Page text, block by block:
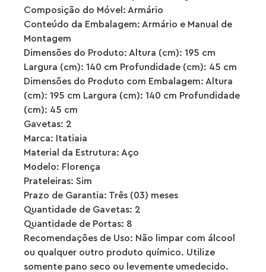
Composição do Móvel: Armário
Conteúdo da Embalagem: Armário e Manual de
Montagem
Dimensões do Produto: Altura (cm): 195 cm
Largura (cm): 140 cm Profundidade (cm): 45 cm
Dimensões do Produto com Embalagem: Altura
(cm): 195 cm Largura (cm): 140 cm Profundidade
(cm): 45 cm
Gavetas: 2
Marca: Itatiaia
Material da Estrutura: Aço
Modelo: Florença
Prateleiras: Sim
Prazo de Garantia: Três (03) meses
Quantidade de Gavetas: 2
Quantidade de Portas: 8
Recomendações de Uso: Não limpar com álcool
ou qualquer outro produto químico. Utilize
somente pano seco ou levemente umedecido.